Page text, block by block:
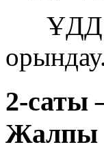
ҰДД –
2-саты
Жалпы